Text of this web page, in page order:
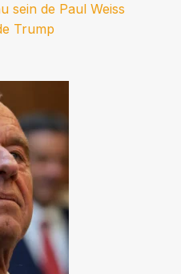
sein de Paul Weiss
Trump